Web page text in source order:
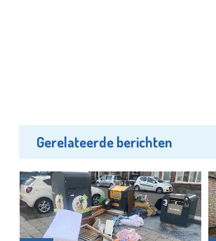
Gerelateerde berichten